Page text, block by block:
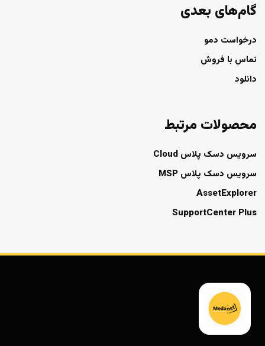
گام‌های بعدی
درخواست دمو
تماس با فروش
دانلود
محصولات مرتبط
سرویس دسک پلاس Cloud
سرویس دسک پلاس MSP
AssetExplorer
SupportCenter Plus